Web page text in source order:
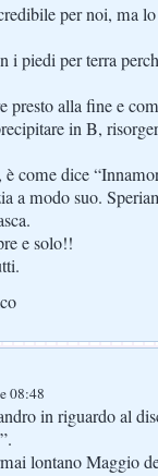
per noi, ma
piedi per terra
presto alla fine e
in B,
è come dice
a modo suo.
e solo!!
08:48
in riguardo al
lontano Maggio